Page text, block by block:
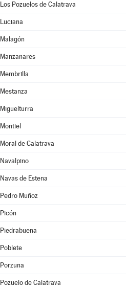
Los Pozuelos de Calatrava
Luciana
Malagón
Manzanares
Membrilla
Mestanza
Miguelturra
Montiel
Moral de Calatrava
Navalpino
Navas de Estena
Pedro Muñoz
Picón
Piedrabuena
Poblete
Porzuna
Pozuelo de Calatrava